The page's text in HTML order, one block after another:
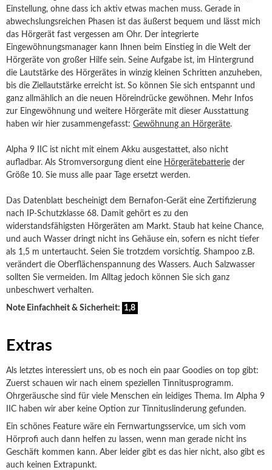
Einstellung, ohne dass ich aktiv etwas machen muss. Gerade in
abwechslungsreichen Phasen ist das äußerst bequem und lässt mich
das Hörgerät fast vergessen am Ohr. Der integrierte
Eingewöhnungsmanager kann Ihnen beim Einstieg in die Welt der
Hörgeräte von großer Hilfe sein. Seine Aufgabe ist, im Hintergrund
die Lautstärke des Hörgerätes in winzig kleinen Schritten anzuheben,
bis die Ziellautstärke erreicht ist. So können Sie sich entspannt und
ganz allmählich an die neuen Höreindrücke gewöhnen. Mehr Infos
zur Eingewöhnung und weitere Hörgeräte mit dieser Ausstattung
haben wir hier zusammengefasst: Gewöhnung an Hörgeräte.
Alpha 9 IIC ist nicht mit einem Akku ausgestattet, also nicht
aufladbar. Als Stromversorgung dient eine Hörgerätebatterie der
Größe 10. Sie muss alle paar Tage ersetzt werden.
Das Datenblatt bescheinigt dem Bernafon-Gerät eine Zertifizierung
nach IP-Schutzklasse 68. Damit gehört es zu den
widerstandsfähigsten Hörgeräten am Markt. Staub hat keine Chance,
und auch Wasser dringt nicht ins Gehäuse ein, sofern es nicht tiefer
als 1,5 m untertaucht. Seien Sie trotzdem vorsichtig. Shampoo z.B.
verändert die Oberflächenspannung des Wassers. Auch Salzwasser
sollten Sie vermeiden. Im Alltag jedoch können Sie sich ganz
unbeschwert verhalten.
Note Einfachheit & Sicherheit: 1,8
Extras
Als letztes interessiert uns, ob es noch ein paar Goodies on top gibt:
Zuerst schauen wir nach einem speziellen Tinnitusprogramm.
Ohrgeräusche sind für viele Menschen ein leidiges Thema. Im Alpha 9
IIC haben wir aber keine Option zur Tinnituslinderung gefunden.
Ein schönes Feature wäre ein Fernwartungsservice, um sich vom
Hörprofi auch dann helfen zu lassen, wenn man gerade nicht ins
Geschäft kommen kann. Aber leider gibt es das hier nicht, also gibt es
auch keinen Extrapunkt.